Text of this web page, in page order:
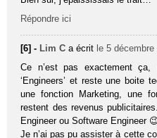
Répondre ici
[6] - Lim C a écrit le 5 décembre
Ce n’est pas exactement
‘Engineers’ et reste une boite
une fonction Marketing, une
restent des revenus
Engineer ou Software Engineer
Je n’ai pas pu assister à cette